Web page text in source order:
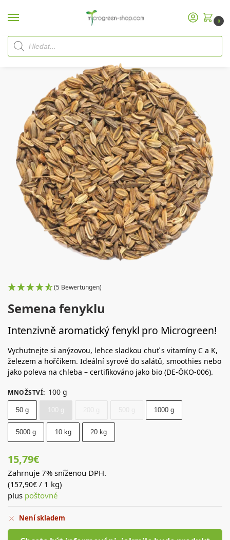
0
Domů Microgreen Shop
(5 Bewertungen)
Semena fenyklu
Intenzivně aromatický fenykl pro Microgreen!
Vychutnejte si anýzovou, lehce sladkou chuť s vitamíny C a K,
železem a hořčíkem. Ideální syrové do salátů, smoothies nebo
jako poleva na chleba – certifikováno jako bio (DE-ÖKO-006).
MNOŽSTVÍ: 100 g
50 g 100 g 1000 g
5000 g 10 kg 20 kg
15,79€
Zahrnuje 7% sníženou DPH.
(157,90€ / 1 kg)
plus poštovné
Není skladem